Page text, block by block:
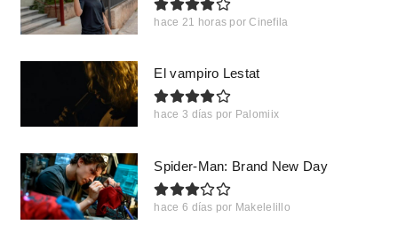
hace 21 horas por Cinefila
El vampiro Lestat
hace 3 días por Palomiix
Spider-Man: Brand New Day
hace 6 días por Makelelillo